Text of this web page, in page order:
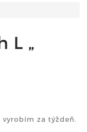
L „
vyrobím za týždeň.